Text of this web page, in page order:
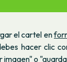
el cartel en
hacer clic
imagen" o